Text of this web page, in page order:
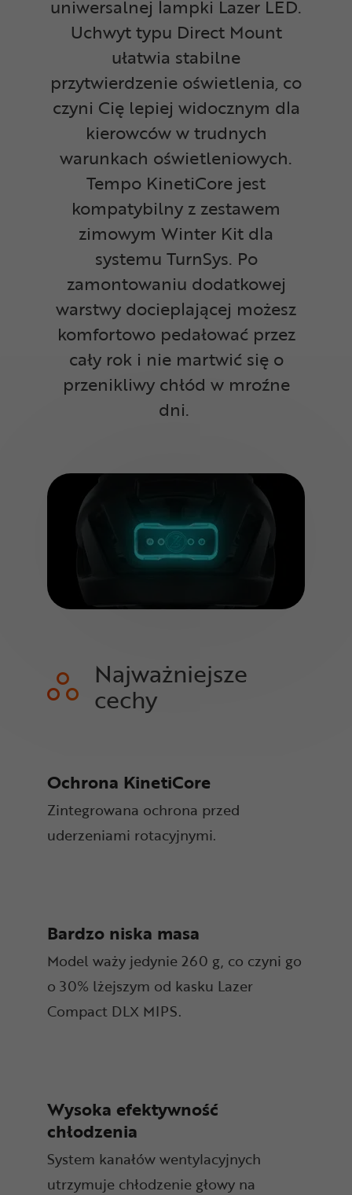
uniwersalnej lampki Lazer LED.
Uchwyt typu Direct Mount
ułatwia stabilne
przytwierdzenie oświetlenia, co
czyni Cię lepiej widocznym dla
kierowców w trudnych
warunkach oświetleniowych.
Tempo KinetiCore jest
kompatybilny z zestawem
zimowym Winter Kit dla
systemu TurnSys. Po
zamontowaniu dodatkowej
warstwy docieplającej możesz
komfortowo pedałować przez
cały rok i nie martwić się o
przenikliwy chłód w mroźne
dni.
Najważniejsze
cechy
Ochrona KinetiCore
Zintegrowana ochrona przed
uderzeniami rotacyjnymi.
Bardzo niska masa
Model waży jedynie 260 g, co czyni go
o 30% lżejszym od kasku Lazer
Compact DLX MIPS.
Wysoka efektywność
chłodzenia
System kanałów wentylacyjnych
utrzymuje chłodzenie głowy na